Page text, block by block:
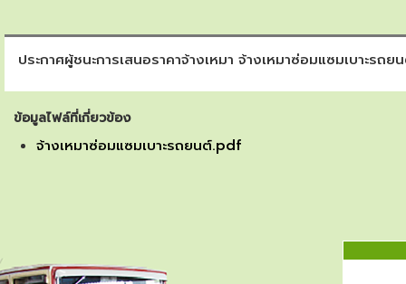
ประกาศผู้ชนะการเสนอราคาจ้างเหมา จ้างเหมาซ่อมแซมเบาะร
ข้อมูลไฟล์ที่เกี่ยวข้อง
จ้างเหมาซ่อมแซมเบาะรถยนต์.pdf